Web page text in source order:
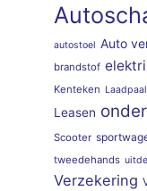
autostoel Auto
brandstof
Kenteken Laadpaal
Leasen
Scooter
tweedehands
Verzekering